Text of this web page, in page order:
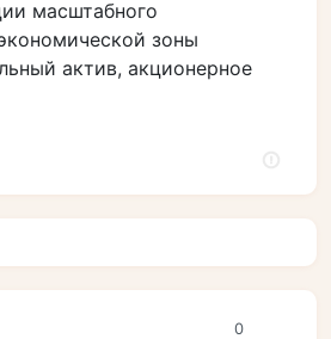
масштабного
зоны
актив, акционерное
0